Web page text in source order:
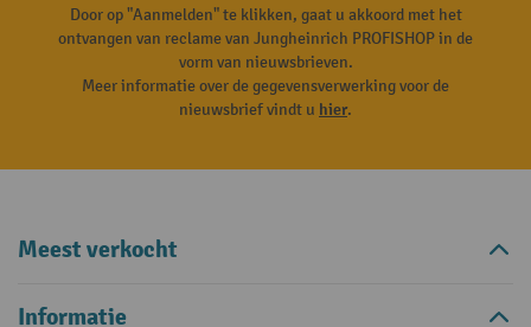
Door op "Aanmelden" te klikken, gaat u akkoord met het
ontvangen van reclame van Jungheinrich PROFISHOP in de
vorm van nieuwsbrieven.
Meer informatie over de gegevensverwerking voor de
nieuwsbrief vindt u hier.
Meest verkocht
Informatie